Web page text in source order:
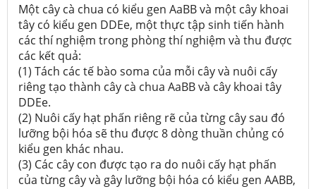
Một cây cà chua có kiểu gen AaBB và một cây khoai
tây có kiểu gen DDEe, một thực tập sinh tiến hành
các thí nghiệm trong phòng thí nghiệm và thu được
các kết quả:
(1) Tách các tế bào soma của mỗi cây và nuôi cấy
riêng tạo thành cây cà chua AaBB và cây khoai tây
DDEe.
(2) Nuôi cấy hạt phấn riêng rẽ của từng cây sau đó
lưỡng bội hóa sẽ thu được 8 dòng thuần chủng có
kiểu gen khác nhau.
(3) Các cây con được tạo ra do nuôi cấy hạt phấn
của từng cây và gây lưỡng bội hóa có kiểu gen AABB,